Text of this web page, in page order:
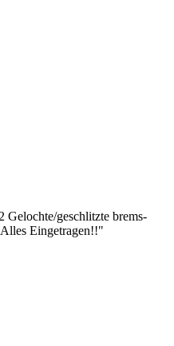
geschlitzte brems-
Eingetragen!!"